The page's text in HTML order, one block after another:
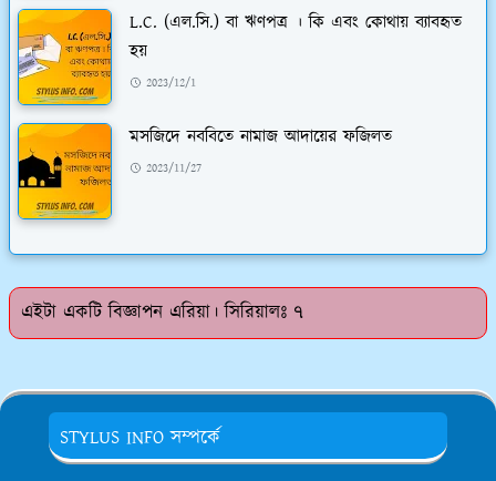
L.C. (এল.সি.) বা ঋণপত্র । কি এবং কোথায় ব্যাবহৃত
হয়
2023/12/1
মসজিদে নববিতে নামাজ আদায়ের ফজিলত
2023/11/27
এইটা একটি বিজ্ঞাপন এরিয়া। সিরিয়ালঃ ৭
STYLUS INFO সম্পর্কে